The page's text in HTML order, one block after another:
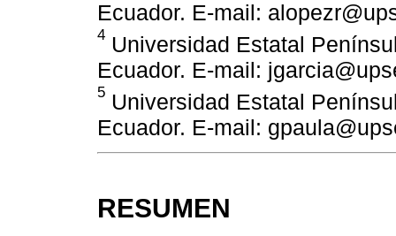
Ecuador. E-mail:
4 Universidad Estatal
Ecuador. E-mail:
5 Universidad Estatal
Ecuador. E-mail:
RESUMEN